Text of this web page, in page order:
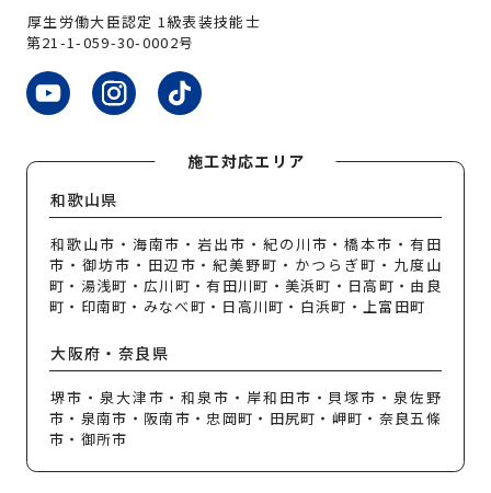
厚生労働大臣認定 1級表装技能士
第21-1-059-30-0002号
施工対応エリア
和歌山県
和歌山市・海南市・岩出市・紀の川市・橋本市・有田
市・御坊市・田辺市・紀美野町・かつらぎ町・九度山
町・湯浅町・広川町・有田川町・美浜町・日高町・由良
町・印南町・みなべ町・日高川町・白浜町・上富田町
大阪府・奈良県
堺市・泉大津市・和泉市・岸和田市・貝塚市・泉佐野
市・泉南市・阪南市・忠岡町・田尻町・岬町・奈良五條
市・御所市